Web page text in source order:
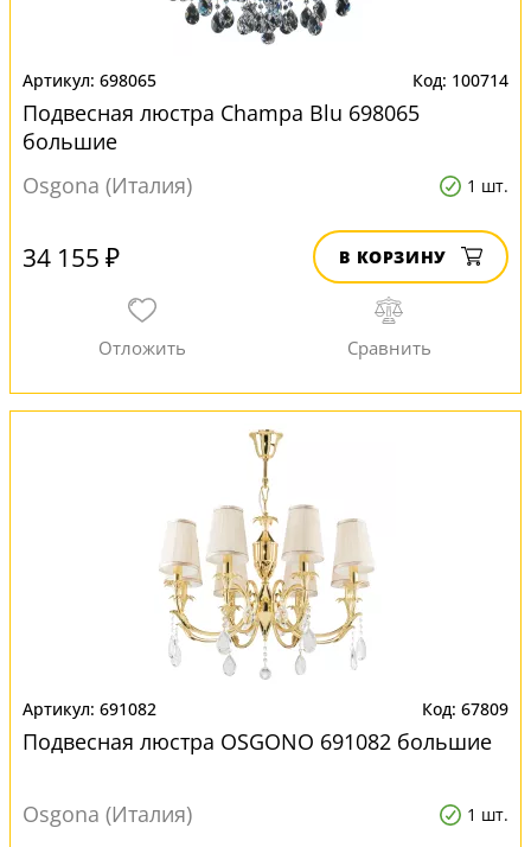
698065 100714
Подвесная люстра Champa Blu 698065
большие
Osgona (Италия)
1 шт.
34 155 ₽ В КОРЗИНУ
691082 67809
Подвесная люстра OSGONO 691082 большие
Osgona (Италия) 1 шт.